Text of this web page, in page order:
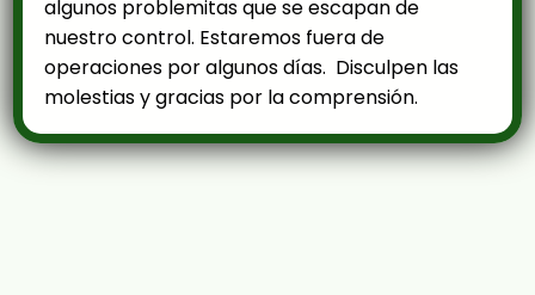
algunos problemitas que se escapan de
nuestro control. Estaremos fuera de
operaciones por algunos días. Disculpen las
molestias y gracias por la comprensión.